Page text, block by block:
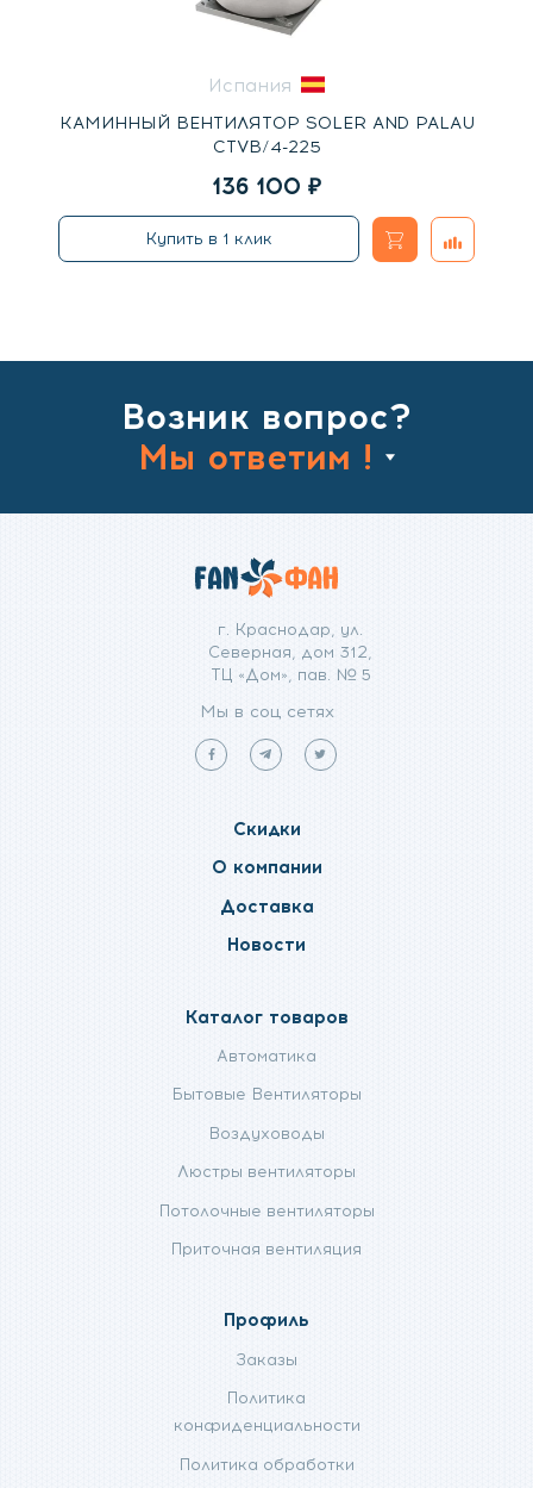
Испания
КАМИННЫЙ ВЕНТИЛЯТОР SOLER AND PALAU
CTVB/4-225
136 100 ₽
Купить в 1 клик
В
корзину
Добавить
к
Возник вопрос?
Мы ответим !
г. Краснодар, ул.
Северная, дом 312,
ТЦ «Дом», пав. № 5
Мы в соц сетях
Мы
facebook
Мы
telegram
Мы
Скидки
О компании
Доставка
Новости
Каталог товаров
Автоматика
Бытовые Вентиляторы
Воздуховоды
Люстры вентиляторы
Потолочные вентиляторы
Приточная вентиляция
Профиль
Заказы
Политика
конфиденциальности
Политика обработки